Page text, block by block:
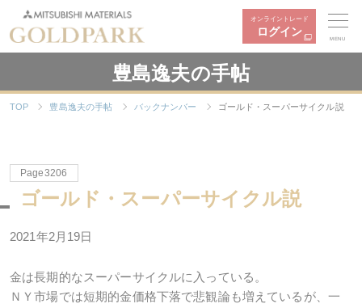
オンライントレード
ログイン
MENU
豊島逸夫の手帖
TOP 豊島逸夫の手帖 バックナンバー ゴールド・スーパーサイクル説
Page3206
ゴールド・スーパーサイクル説
2021年2月 19日
金は長期的なスーパーサイクルに入っている。
ＮＹ市場では短期的金価格下落で悲観論も増えているが、一